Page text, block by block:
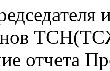
отчета